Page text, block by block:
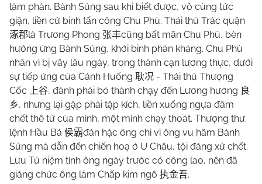
làm phản. Bành Sủng sau khi biết được, vô cùng tức
giận, liền cử binh tấn công Chu Phù. Thái thú Trác quận
涿郡là Trương Phong 张丰cũng bất mãn Chu Phù, bèn
hưởng ứng Bành Sủng, khởi binh phản kháng. Chu Phù
nhân vì bị vây lâu ngày, trong thành cạn lương thực, dưới
sự tiếp ứng của Cảnh Huống 耿况 - Thái thú Thượng
Cốc
上谷, đành phải bỏ thành chạy đến Lương hương 良
乡, nhưng lại gặp phải tập kích, liền xuống ngựa đâm
chết thê tử của mình, một mình chạy thoát. Thượng thư
lệnh Hầu Bá 侯霸đàn hặc ông chỉ vì ông vu hãm Bành
Sủng mà dẫn đến chiến hoạ ở U Châu, tội đáng xử chết.
Lưu Tú niệm tình ông ngày trước có công lao, nên đã
giáng chức ông làm Chấp kim ngô 执金吾.